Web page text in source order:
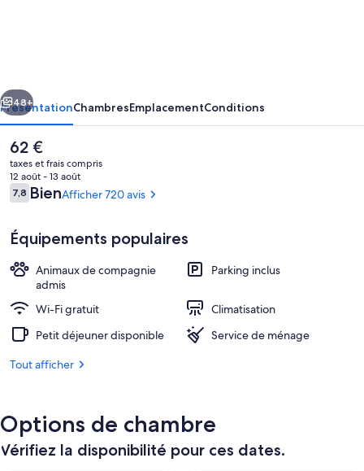
Aéroport
Extérieur
Suivant
48+
PrésentationChambresEmplacementConditions
Le
prix
actuel
est
de
62 €
taxes et frais compris
12 août - 13 août
Avis
voyageurs
7,87,8 sur 10
BienAfficher 720 avis
Équipements populaires
Animaux de compagnie
admis
Parking inclus
Wi-Fi gratuit
Climatisation
Petit déjeuner disponible
Service de ménage
Tout afficher
Options de chambre
Vérifiez la disponibilité pour ces dates.